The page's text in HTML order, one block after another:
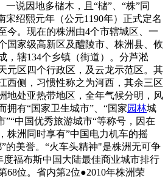
一说因地多槠木，且“槠”、“株”同
宋绍熙元年（公元1190年）正式定名
今。现在的株洲由4个市辖城区、一
国家级高新区及醴陵市、株洲县、攸
，辖134个乡镇（街道）。分芦淞
元区四个行政区，及云龙示范区。其
西侧，习惯性称之为河西，其余三区
地处亚热带地区，全年气候分明，风
拥有“国家卫生城市”、“国家园林城
”“中国优秀旅游城市“等称号，因在
株洲同时享有”中国电力机车的摇
的美誉。“火车头精神"是株洲无可争
度福布斯中国大陆最佳商业城市排行
68位。省内第2位●2010年株洲荣